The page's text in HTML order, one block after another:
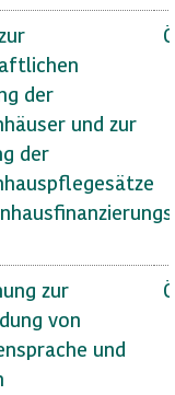
der
und zur
der
zur
von
und